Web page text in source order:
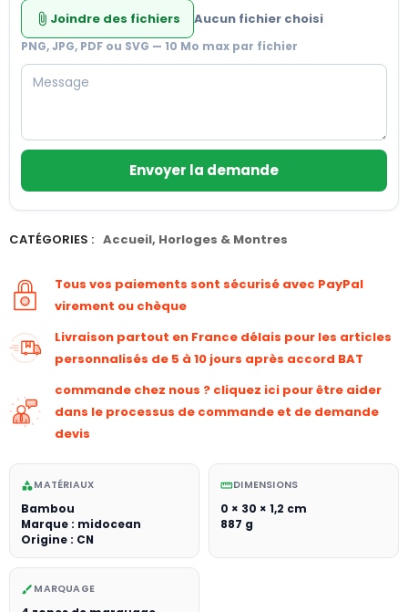
attach_file Joindre des fichiers Aucun fichier choisi
PNG, JPG, PDF ou SVG — 10 Mo max par fichier
Envoyer la demande
CATÉGORIES : Accueil, Horloges & Montres
Tous vos paiements sont sécurisé avec PayPal
virement ou chèque
Livraison partout en France délais pour les articles
personnalisés de 5 à 10 jours après accord BAT
commande chez nous ? cliquez ici pour être aider
dans le processus de commande et de demande
devis
categoryMATÉRIAUX
Bambou
Marque : midocean
Origine : CN
straightenDIMENSIONS
0 × 30 × 1,2 cm
887 g
brush MARQUAGE